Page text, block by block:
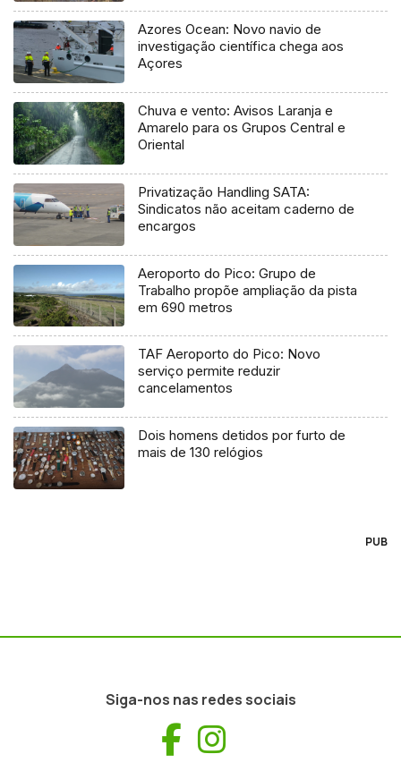
Azores Ocean: Novo navio de
investigação científica chega aos
Açores
Chuva e vento: Avisos Laranja e
Amarelo para os Grupos Central e
Oriental
Privatização Handling SATA:
Sindicatos não aceitam caderno de
encargos
Aeroporto do Pico: Grupo de
Trabalho propõe ampliação da pista
em 690 metros
TAF Aeroporto do Pico: Novo
serviço permite reduzir
cancelamentos
Dois homens detidos por furto de
mais de 130 relógios
PUB
Siga-nos nas redes sociais
Facebook